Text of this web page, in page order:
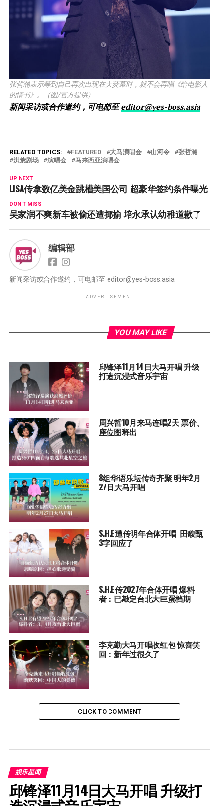
张哲瀚表示等到自己再次出现在大荧幕时，就不会再唱《给电影人
的情书》。（图/官方提供）
新闻采访或合作邀约，可电邮至editor@yes-boss.asia
RELATED TOPICS: FEATURED 大马演唱会 山河令
张哲瀚
洪荒剧场
演唱会 马来西亚演唱会
UP NEXT
LISA传拿数亿美金跳槽美国公司 超豪华签约条件曝光
DON'T MISS
吴家润不爽新车被偷还遭揶揄 培永承认幼稚道歉了
编辑部
新闻采访或合作邀约，可电邮至 editor@yes-boss.asia
ADVERTISEMENT
YOU MAY LIKE
邱锋泽11月14日大马开唱 升级
打造沉浸式音乐宇宙
周兴哲10月来马连唱2天 票价、
座位图释出
8组华语乐坛传奇⻬聚 明年2月
27日大马开唱
S.H.E遭传明年合体开唱 田馥甄
3字回应了
S.H.E传2027年合体开唱 爆料
者：已敲定台北大巨蛋档期
李克勤大马开唱收红包 惊喜笑
回：新年过很久了
CLICK TO COMMENT
娱乐星闻
邱锋泽11月14日大马开唱 升级打